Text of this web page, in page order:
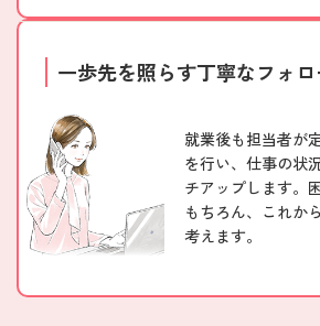
一歩先を照らす丁寧なフォロ
就業後も担当者が
を行い、仕事の状
チアップします。
もちろん、これか
考えます。